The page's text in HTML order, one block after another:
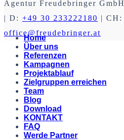
Agentur Freudebringer GmbH
| D: +49 30 233222180 | CH:
office@freudebringer.at
Home
Über uns
Referenzen
Kampagnen
Projektablauf
Zielgruppen erreichen
Team
Blog
Download
KONTAKT
FAQ
Werde Partner